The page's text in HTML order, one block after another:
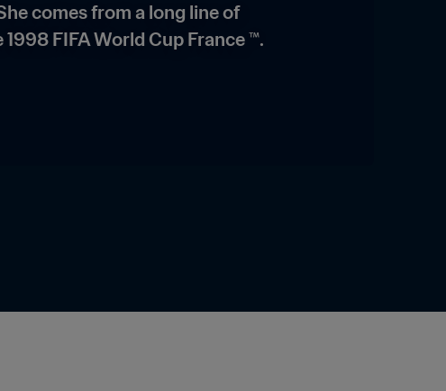
comes from a long line of
FIFA World Cup France ™.